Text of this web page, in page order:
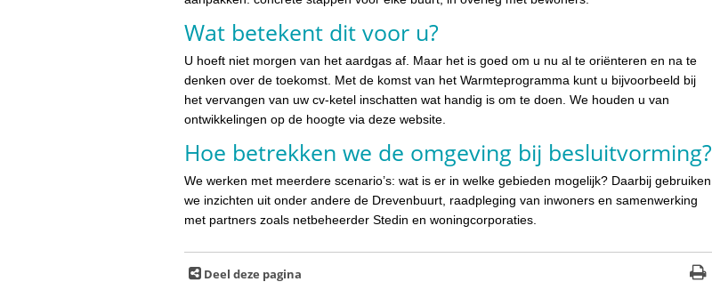
Wat betekent dit voor u?
U hoeft niet morgen van het aardgas af. Maar het is goed om u nu al te oriënteren en na te
denken over de toekomst. Met de komst van het Warmteprogramma kunt u bijvoorbeeld bij
het vervangen van uw cv-ketel inschatten wat handig is om te doen. We houden u van
ontwikkelingen op de hoogte via deze website.
Hoe betrekken we de omgeving bij besluitvorming?
We werken met meerdere scenario’s: wat is er in welke gebieden mogelijk? Daarbij gebruiken
we inzichten uit onder andere de Drevenbuurt, raadpleging van inwoners en samenwerking
met partners zoals netbeheerder Stedin en woningcorporaties.
Deel deze pagina